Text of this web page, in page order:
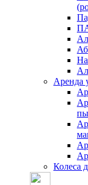
Аренда
Колеса